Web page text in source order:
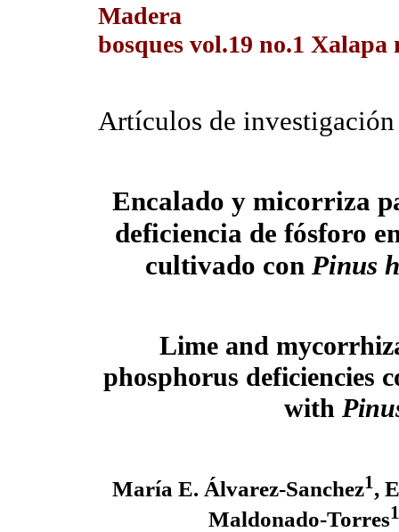
Madera
bosques vol.19 no.1 Xalapa
Artículos de investigación
Encalado y micorriza
deficiencia de fósforo
cultivado con Pinus
Lime and
phosphorus deficiencies
with
María E. Álvarez-Sanchez1,
Maldonado-Torres1